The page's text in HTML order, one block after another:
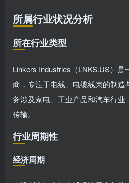
所属行业状况分析
所在行业类型
Linkers Industries（LNKS.US）是
商，专注于电线、电缆线束的制造
务涉及家电、工业产品和汽车行业
传输。
行业周期性
经济周期